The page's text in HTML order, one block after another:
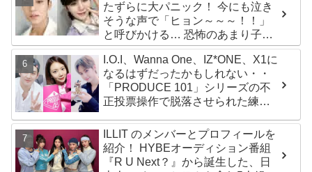
たずらに大パニック！ 今にも泣き
そうな声で「ヒョン～～～！！」
と呼びかける… 恐怖のあまり子供
のように駆け出す姿がかわいい
I.O.I、Wanna One、IZ*ONE、X1に
なるはずだったかもしれない・・
「PRODUCE 101」シリーズの不
正投票操作で脱落させられた練習
ILLIT のメンバーとプロフィールを
紹介！ HYBEオーディション番組
『R U Next？』から誕生した、日